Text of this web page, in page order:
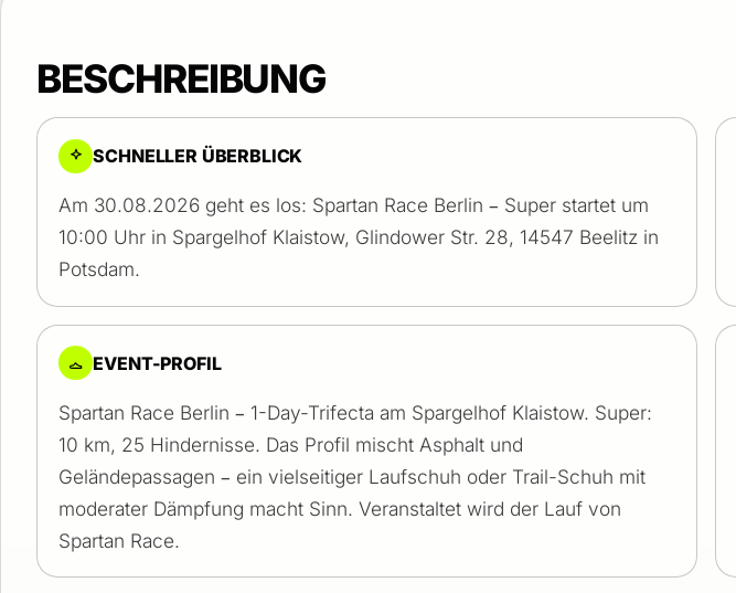
BESCHREIBUNG
SCHNELLER ÜBERBLICK
Am 30.08.2026 geht es los: Spartan Race Berlin – Super startet um
10:00 Uhr in Spargelhof Klaistow, Glindower Str. 28, 14547 Beelitz in
Potsdam.
EVENT-PROFIL
Spartan Race Berlin – 1-Day-Trifecta am Spargelhof Klaistow. Super:
10 km, 25 Hindernisse. Das Profil mischt Asphalt und
Geländepassagen – ein vielseitiger Laufschuh oder Trail-Schuh mit
moderater Dämpfung macht Sinn. Veranstaltet wird der Lauf von
Spartan Race.